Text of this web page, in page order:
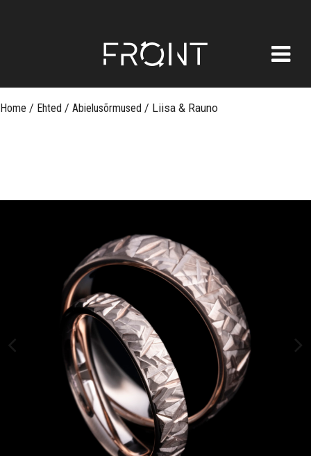
Skip
Home / Ehted / Abielusõrmused / Liisa & Rauno